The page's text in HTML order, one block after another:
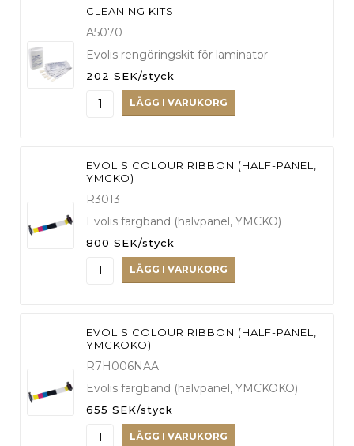
CLEANING KITS
A5070
Evolis rengöringskit för laminator
202 SEK/styck
LÄGG I VARUKORG
EVOLIS COLOUR RIBBON (HALF-PANEL,
YMCKO)
R3013
Evolis färgband (halvpanel, YMCKO)
800 SEK/styck
LÄGG I VARUKORG
EVOLIS COLOUR RIBBON (HALF-PANEL,
YMCKOKO)
R7H006NAA
Evolis färgband (halvpanel, YMCKOKO)
655 SEK/styck
LÄGG I VARUKORG